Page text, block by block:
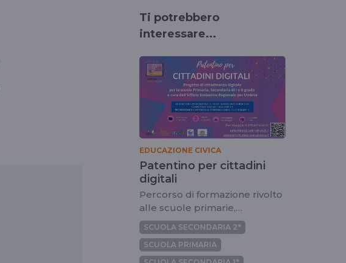
Ti potrebbero
interessare...
EDUCAZIONE CIVICA
Patentino per cittadini
digitali
Percorso di formazione rivolto
alle scuole primarie,
secondarie di I e II grado
SCUOLA SECONDARIA 2°
SCUOLA PRIMARIA